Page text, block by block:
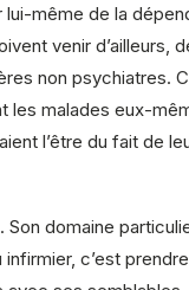
même de la
venir d’ailleurs,
non psychiatres.
les malades eux-
l’être du fait de
domaine
c’est prendre